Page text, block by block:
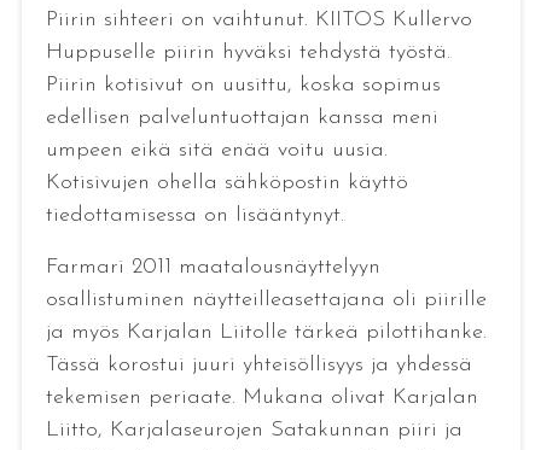
Piirin sihteeri on vaihtunut. KIITOS Kullervo
Huppuselle piirin hyväksi tehdystä työstä.
Piirin kotisivut on uusittu, koska sopimus
edellisen palveluntuottajan kanssa meni
umpeen eikä sitä enää voitu uusia.
Kotisivujen ohella sähköpostin käyttö
tiedottamisessa on lisääntynyt.
Farmari 2011 maatalousnäyttelyyn
osallistuminen näytteilleasettajana oli piirille
ja myös Karjalan Liitolle tärkeä pilottihanke.
Tässä korostui juuri yhteisöllisyys ja yhdessä
tekemisen periaate. Mukana olivat Karjalan
Liitto, Karjalaseurojen Satakunnan piiri ja